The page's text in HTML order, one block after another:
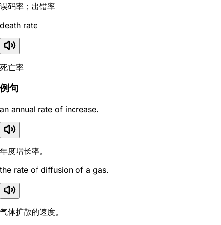
误码率；出错率
death rate
死亡率
例句
an annual rate of increase.
年度增长率。
the rate of diffusion of a gas.
气体扩散的速度。